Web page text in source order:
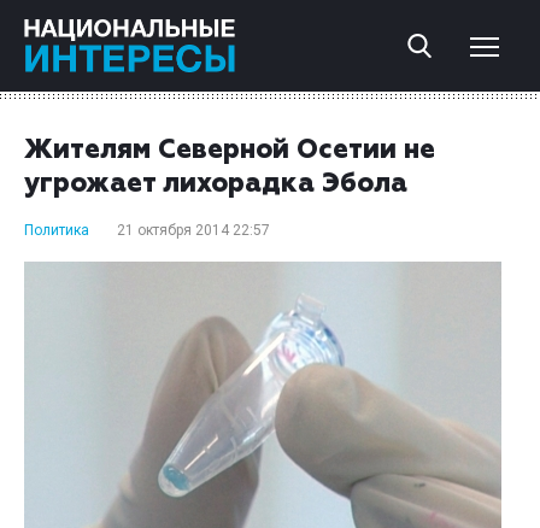
Жителям Северной Осетии не
угрожает лихорадка Эбола
Политика 21 октября 2014 22:57